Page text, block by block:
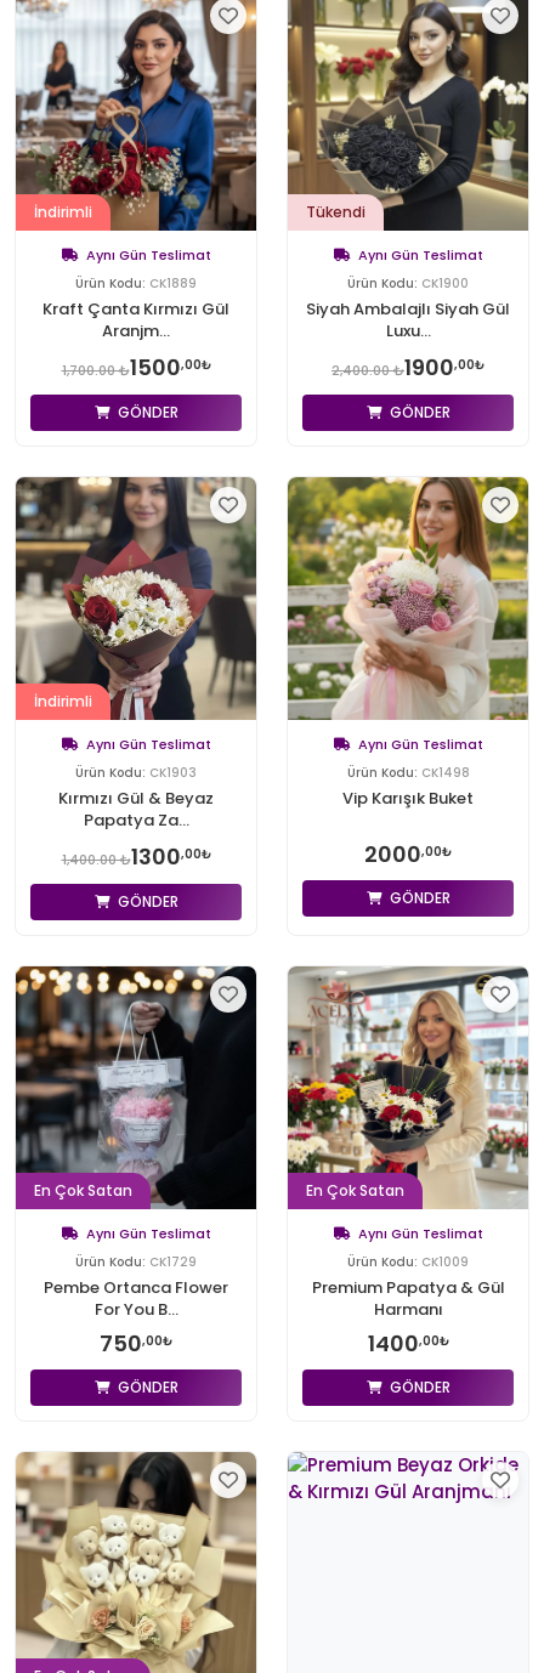
İndirimli
Aynı Gün Teslimat
Ürün Kodu: CK1889
Kraft Çanta Kırmızı Gül
Aranjm...
1,700.00 ₺1500,00₺
GÖNDER
Tükendi
Aynı Gün Teslimat
Ürün Kodu: CK1900
Siyah Ambalajlı Siyah Gül
Luxu...
2,400.00 ₺1900,00₺
GÖNDER
İndirimli
Aynı Gün Teslimat
Ürün Kodu: CK1903
Kırmızı Gül & Beyaz
Papatya Za...
1,400.00 ₺1300,00₺
GÖNDER
Aynı Gün Teslimat
Ürün Kodu: CK1498
Vip Karışık Buket
2000,00₺
GÖNDER
En Çok Satan
Aynı Gün Teslimat
Ürün Kodu: CK1729
Pembe Ortanca Flower
For You B...
750,00₺
GÖNDER
En Çok Satan
Aynı Gün Teslimat
Ürün Kodu: CK1009
Premium Papatya & Gül
Harmanı
1400,00₺
GÖNDER